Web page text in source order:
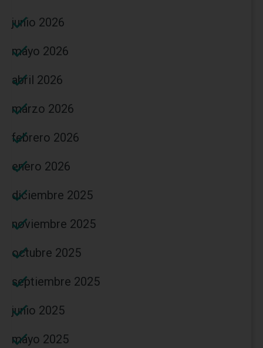
junio 2026
mayo 2026
abril 2026
marzo 2026
febrero 2026
enero 2026
diciembre 2025
noviembre 2025
octubre 2025
septiembre 2025
junio 2025
mayo 2025